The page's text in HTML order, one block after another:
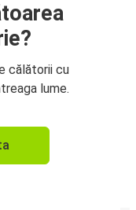
călătorii cu
lume.